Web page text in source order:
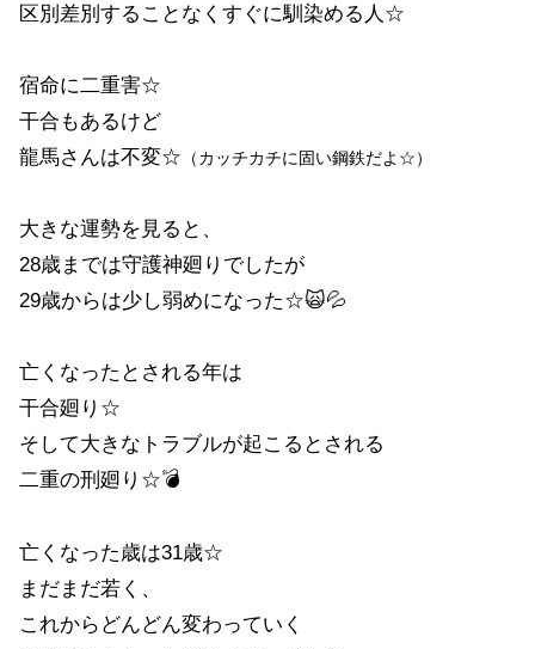
区別差別することなくすぐに馴染める人☆
宿命に二重害☆
干合もあるけど
龍馬さんは不変☆ （カッチカチに固い鋼鉄だよ☆）
大きな運勢を見ると、
28歳までは守護神廻りでしたが
29歳からは少し弱めになった☆🙀💦
亡くなったとされる年は
干合廻り☆
そして大きなトラブルが起こるとされる
二重の刑廻り☆💣
亡くなった歳は31歳☆
まだまだ若く、
これからどんどん変わっていく